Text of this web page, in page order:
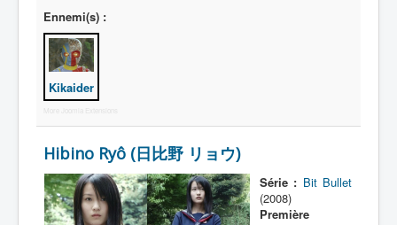
Ennemi(s) :
Kikaider
More Joomla Extensions
Hibino Ryô (日比野 リョウ)
Série : Bit Bullet
(2008)
Première